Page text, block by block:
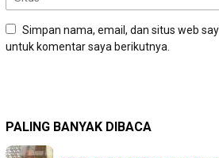
Simpan nama, email, dan situs web
untuk komentar saya berikutnya.
PALING BANYAK DIBACA